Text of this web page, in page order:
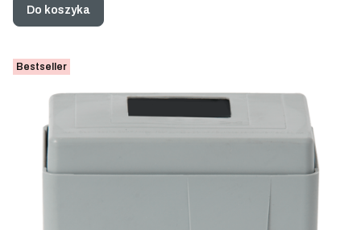
Do koszyka
Bestseller